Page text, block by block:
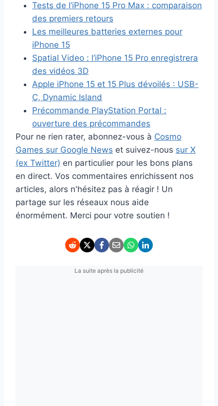
Tests de l’iPhone 15 Pro Max : comparaison
des premiers retours
Les meilleures batteries externes pour
iPhone 15
Spatial Video : l’iPhone 15 Pro enregistrera
des vidéos 3D
Apple iPhone 15 et 15 Plus dévoilés : USB-
C, Dynamic Island
Précommande PlayStation Portal :
ouverture des précommandes
Pour ne rien rater, abonnez-vous à Cosmo
Games sur Google News et suivez-nous sur X
(ex Twitter) en particulier pour les bons plans
en direct. Vos commentaires enrichissent nos
articles, alors n'hésitez pas à réagir ! Un
partage sur les réseaux nous aide
énormément. Merci pour votre soutien !
La suite après la publicité